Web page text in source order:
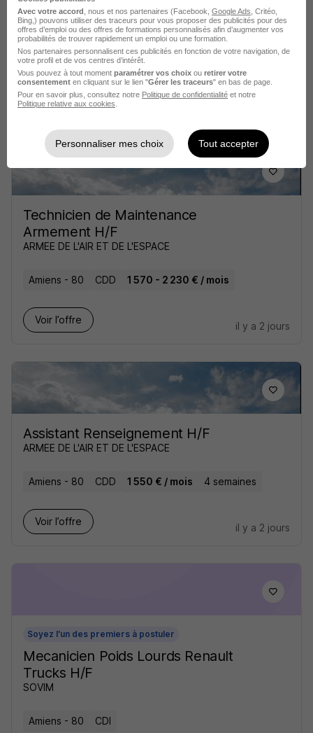
H/F
EFS Etablissement Français du Sang
Amiens - 80 CDD 20 000 - 30 000 € / an
Voir l’offre
Technicien de Maintenance
Armement H/F
ARMEE DE L'AIR ET DE L'ESPACE
Amiens - 80 CDD 1 570 - 2 230 € / mois
Voir l’offre
il y a 2 jours
Assistant Renseignement H/F
ARMEE DE L'AIR ET DE L'ESPACE
Amiens - 80 CDD 1 550 € / mois 4 semaines
Voir l’offre
il y a 2 jours
Soyez l'un des premiers à postuler
Mecanicien Poids Lourds Renault
Trucks H/F
SOVIM
Amiens - 80 CDI
Avec votre accord , nous et nos partenaires (Facebook, Google Ads , Critéo,
Bing,) pouvons utiliser des traceurs pour vous proposer des publicités pour des
offres d’emploi ou des offres de formations personnalisés afin d’augmenter vos
probabilités de trouver rapidement un emploi ou une formation.
Nos partenaires personnalisent ces publicités en fonction de votre navigation, de
votre profil et de vos centres d’intérêt.
Vous pouvez à tout moment paramétrer vos choix ou retirer votre
consentement en cliquant sur le lien "Gérer les traceurs" en bas de page.
Pour en savoir plus, consultez notre Politique de confidentialité et notre
Politique relative aux cookies
Personnaliser mes choix Tout accepter